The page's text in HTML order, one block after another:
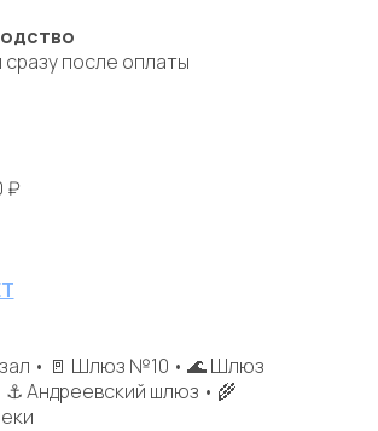
после оплаты
₽
• 🚪 Шлюз №10 • 🌊 Шлюз
Андреевский шлюз • 🌾